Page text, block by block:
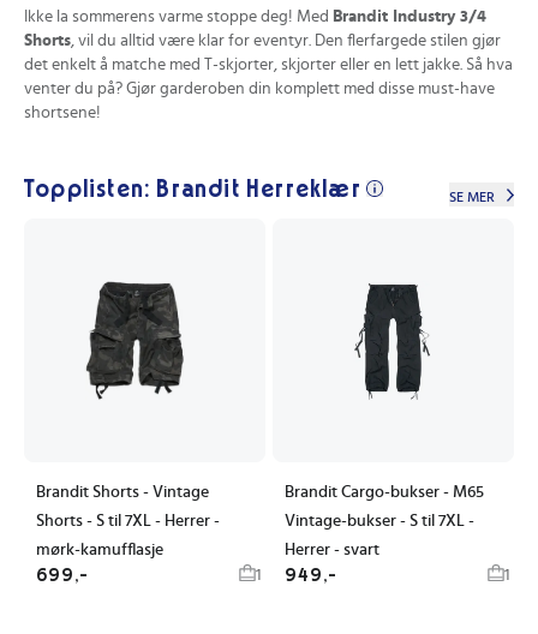
Ikke la sommerens varme stoppe deg! Med Brandit Industry 3/4
Shorts, vil du alltid være klar for eventyr. Den flerfargede stilen gjør
det enkelt å matche med T-skjorter, skjorter eller en lett jakke. Så hva
venter du på? Gjør garderoben din komplett med disse must-have
shortsene!
Topplisten: Brandit Herreklær SE MER
Brandit Shorts - Vintage
Shorts - S til 7XL - Herrer -
mørk-kamufflasje
699,- 1
Brandit Cargo-bukser - M65
Vintage-bukser - S til 7XL -
Herrer - svart
949,- 1